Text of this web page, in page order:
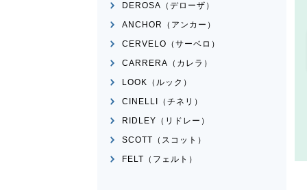
DEROSA（デローザ）
ANCHOR（アンカー）
CERVELO（サーベロ）
CARRERA（カレラ）
LOOK（ルック）
CINELLI（チネリ）
RIDLEY（リドレー）
SCOTT（スコット）
FELT（フェルト）